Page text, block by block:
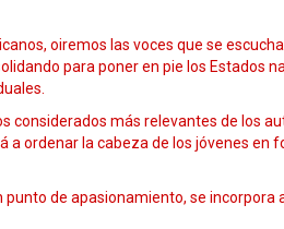
oiremos las voces que se
para poner en pie los Estados
considerados más relevantes de los
ordenar la cabeza de los jóvenes en
punto de apasionamiento, se incorpora